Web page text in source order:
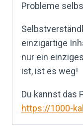
Probleme
einzigartige
nur ein
ist, ist es weg!
Du kannst das
https://1000-